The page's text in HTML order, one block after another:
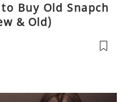
Buy Old Snapch
& Old)